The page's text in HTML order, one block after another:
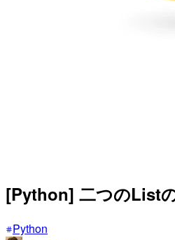
[Python] 二つのList
Python